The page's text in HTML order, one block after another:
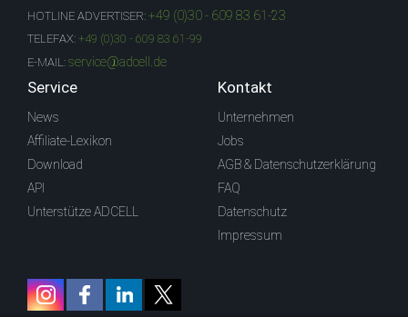
HOTLINE ADVERTISER: +49 (0)30 - 609 83 61-23
TELEFAX: +49 (0)30 - 609 83 61-99
E-MAIL: service@adcell.de
Service
News
Affiliate-Lexikon
Download
API
Unterstütze ADCELL
Kontakt
Unternehmen
Jobs
AGB & Datenschutzerklärung
FAQ
Datenschutz
Impressum